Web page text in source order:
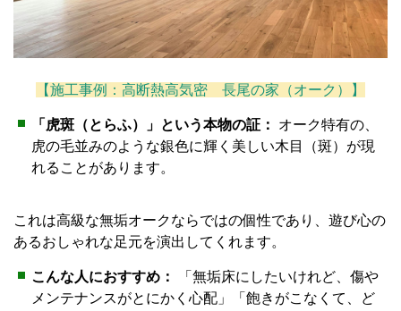
【施工事例：高断熱高気密 長尾の家（オーク）】
「虎斑（とらふ）」という本物の証：
オーク特有の、
虎の毛並みのような銀色に輝く美しい木目（斑）が現
れることがあります。
これは高級な無垢オークならではの個性であり、遊び心の
あるおしゃれな足元を演出してくれます。
こんな人におすすめ：
「無垢床にしたいけれど、傷や
メンテナンスがとにかく心配」「飽きがこなくて、ど